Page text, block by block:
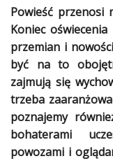
Wnętrza
Fitness
Ślub
&
Wesele
Moda
Powieść przenosi
Koniec
przemian i
być na to
zajmują się
trzeba
poznajemy
bohaterami
powozami i